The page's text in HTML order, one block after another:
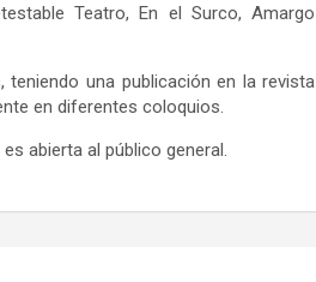
Teatro, En el Surco, Amargo
una publicación en la revista
en diferentes coloquios.
abierta al público general.